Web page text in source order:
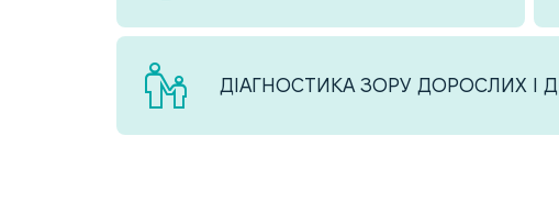
ДІАГНОСТИКА ЗОРУ ДОРОСЛИХ І